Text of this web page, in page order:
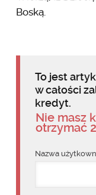
Boską.
To jest
w całości
kredyt.
Nie masz
otrzymać
Nazwa